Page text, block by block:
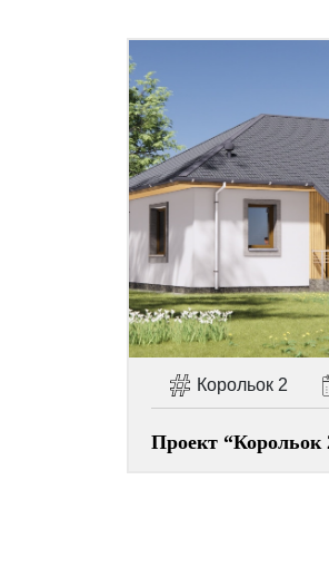
Корольок 2
Проект “Корольок